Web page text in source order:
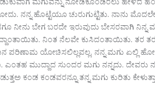
ಮಗುವನ್ನು ನೋಡಿಕೊಂಡಿರಲು ಹೇಳಿದ
ನನ್ನ ಹೊಟ್ಟೆಯೂ ಚುರುಗುಟ್ಟಿತು. ನಾನು
ನೀನು ಬೇಗ ಬರದೇ ಇರುವುದು ಬೇಸರವಾಗಿ
ನಿಂತ ನೆಲವೇ ಕುಸಿದಂತಾಯಿತು. ತರ
ಪರಿಣಾಮ ಯೋಚಿಸಲಿಲ್ಲವಲ್ಲ. ನನ್ನ ಮಗು ಏಲ್ಲಿ
ಮುದ್ದಾದ ಸುಂದರ ಮಗು ನನ್ನದು. ದೇವರು
ಕಂಡ ಕಂಡವರನ್ನೂ ತನ್ನ ಮಗು ಕುರಿತು